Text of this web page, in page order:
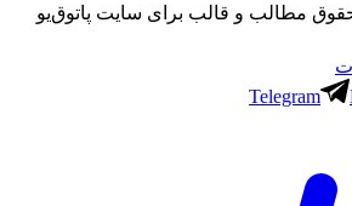
حقوق مطالب و قالب برای سایت پاتوق‌یو
Telegram